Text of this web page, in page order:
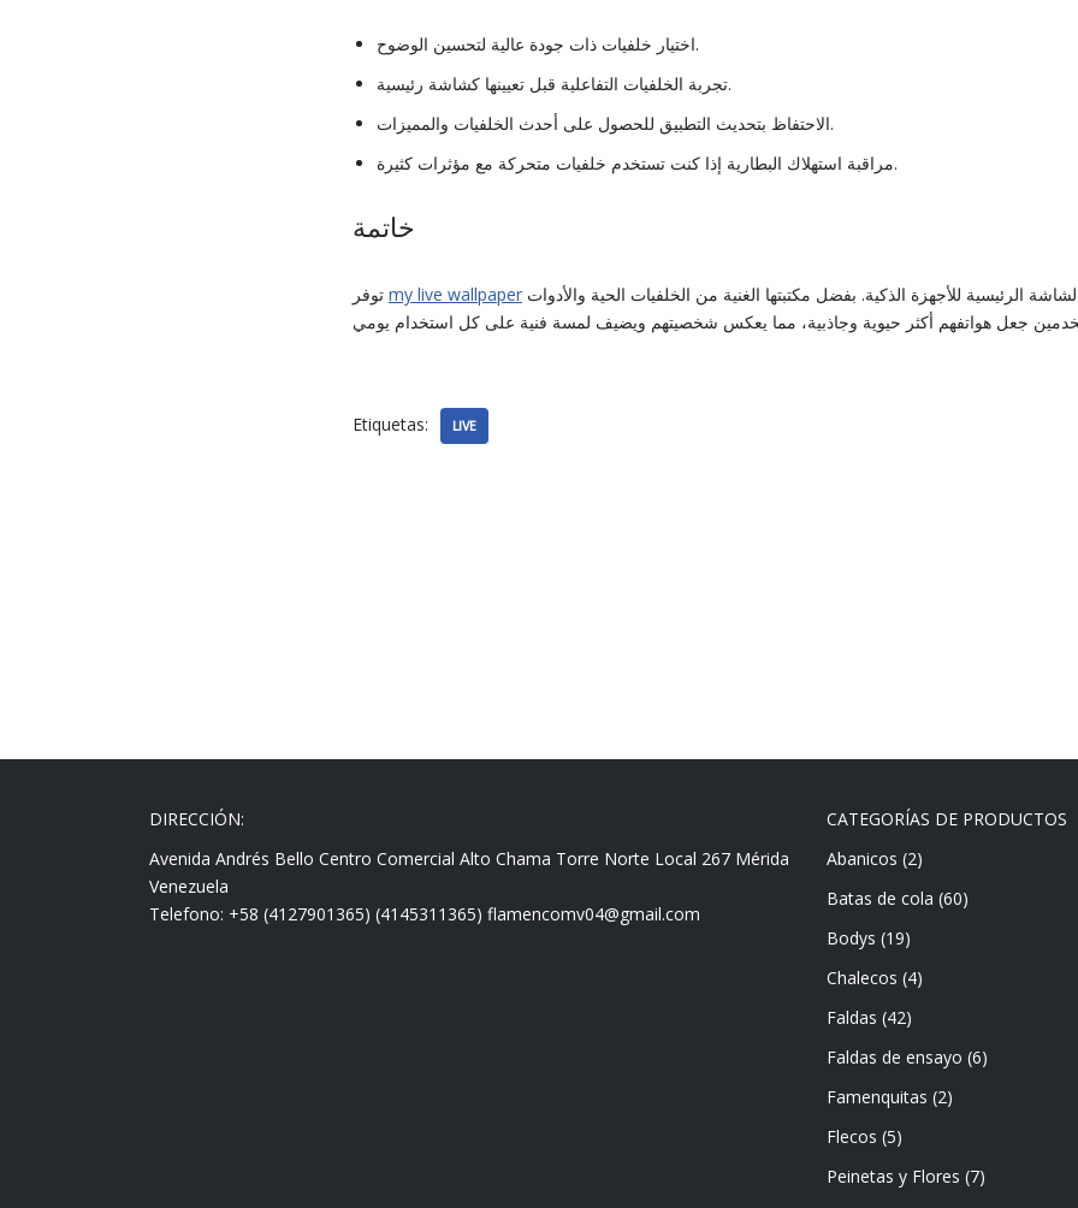
اختيار خلفيات ذات جودة عالية لتحسين الوضوح.
تجربة الخلفيات التفاعلية قبل تعيينها كشاشة رئيسية.
الاحتفاظ بتحديث التطبيق للحصول على أحدث الخلفيات والمميزات.
مراقبة استهلاك البطارية إذا كنت تستخدم خلفيات متحركة مع مؤثرات كثيرة.
خاتمة
توفر my live wallpaperتجربة فريدة لتخصيص الشاشة الرئيسية للأجهزة الذكية. بفضل مكتبتها الغنية من الخلفيات الحية والأدوات
Etiquetas: LIVE
DIRECCIÓN:
Avenida Andrés Bello Centro Comercial Alto Chama Torre Norte Local 267 Mérida
Venezuela
Telefono: +58 (4127901365) (4145311365) flamencomv04@gmail.com
CATEGORÍAS DE PRODUCTOS
Abanicos (2)
Batas de cola (60)
Bodys (19)
Chalecos (4)
Faldas (42)
Faldas de ensayo (6)
Famenquitas (2)
Flecos (5)
Peinetas y Flores (7)